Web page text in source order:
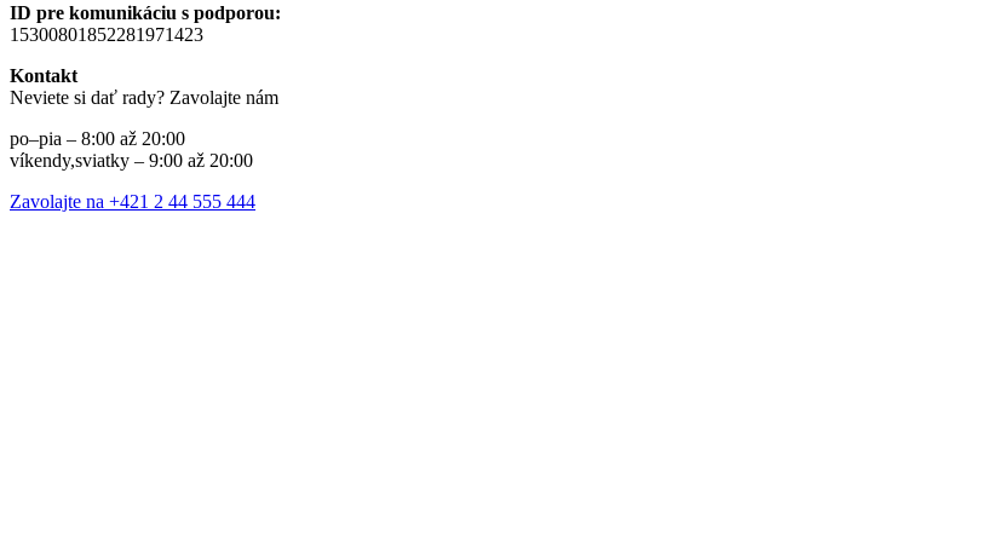
ID pre komunikáciu s podporou:
15300801852281971423
Kontakt
Neviete si dať rady? Zavolajte nám
po–pia – 8:00 až 20:00
víkendy,sviatky – 9:00 až 20:00
Zavolajte na +421 2 44 555 444